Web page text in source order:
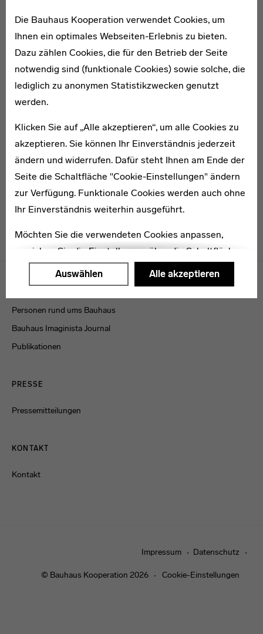
Die Bauhaus Kooperation verwendet Cookies, um
Ihnen ein optimales Webseiten-Erlebnis zu bieten.
Dazu zählen Cookies, die für den Betrieb der Seite
notwendig sind (funktionale Cookies) sowie solche, die
lediglich zu anonymen Statistikzwecken genutzt
werden.
Klicken Sie auf „Alle akzeptieren“, um alle Cookies zu
akzeptieren. Sie können Ihr Einverständnis jederzeit
ändern und widerrufen. Dafür steht Ihnen am Ende der
Seite die Schaltfläche "Cookie-Einstellungen" ändern
zur Verfügung. Funktionale Cookies werden auch ohne
Ihr Einverständnis weiterhin ausgeführt.
Möchten Sie die verwendeten Cookies anpassen,
erreichen Sie die Einstellungen über die Schaltfläche
"Auswählen".
Datenschutzerklärungoder dem
Auswählen Alle akzeptieren
Jakob Martin
* 1908
Johan Niegeman
Menulinks
VERÖFFENTLICHUNGEN
Personen rund ums Bauhaus
Bauhaus Imaginista Journal
Publikationen
PRESSE
Pressemitteilungen
KONTAKT
Kontakt
Impressum Datenschutz
© Bauhaus Kooperation 2026 Cookie-Einstellungen